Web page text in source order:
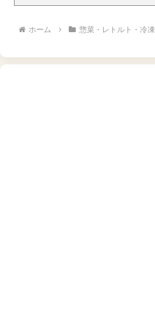
ホーム 惣菜・レトルト・冷凍